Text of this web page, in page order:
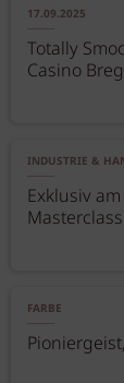
17.09.2025
Totally
Casino
INDUSTRIE &
Exklusiv
FARBE